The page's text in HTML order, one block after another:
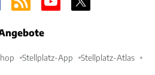
Stellplatz-App Stellplatz-Atlas